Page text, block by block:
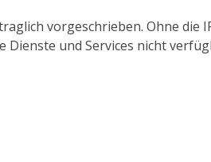
vorgeschrieben. Ohne die
und Services nicht